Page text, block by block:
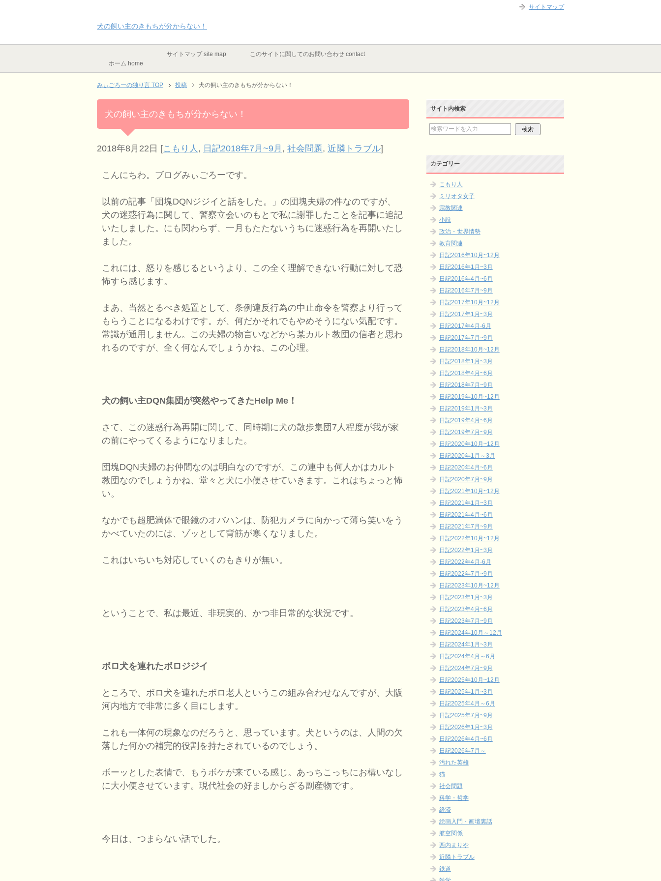
犬の飼い主のきもちが分からない！
ホーム home
サイトマップ site map このサイトに関してのお問い合わせ contact
みぃごろーの独り言 TOP 投稿 犬の飼い主のきもちが分からない！
犬の飼い主のきもちが分からない！
2018年8月22日 [こもり人 , 日記2018年7月~9月 , 社会問題, 近隣トラブル]
こんにちわ。ブログみぃごろーです。
以前の記事「団塊DQNジジイと話をした。」の団塊夫婦の件なのですが、
犬の迷惑行為に関して、警察立会いのもとで私に謝罪したことを記事に追記
いたしました。にも関わらず、一月もたたないうちに迷惑行為を再開いたし
ました。
これには、怒りを感じるというより、この全く理解できない行動に対して恐
怖すら感じます。
まあ、当然とるべき処置として、条例違反行為の中止命令を警察より行って
もらうことになるわけです。が、何だかそれでもやめそうにない気配です。
常識が通用しません。この夫婦の物言いなどから某カルト教団の信者と思わ
れるのですが、全く何なんでしょうかね、この心理。
犬の飼い主DQN集団が突然やってきたHelp Me！
さて、この迷惑行為再開に関して、同時期に犬の散歩集団7人程度が我が家
の前にやってくるようになりました。
団塊DQN夫婦のお仲間なのは明白なのですが、この連中も何人かはカルト
教団なのでしょうかね、堂々と犬に小便させていきます。これはちょっと怖
い。
なかでも超肥満体で眼鏡のオバハンは、防犯カメラに向かって薄ら笑いをう
かべていたのには、ゾッとして背筋が寒くなりました。
これはいちいち対応していくのもきりが無い。
ということで、私は最近、非現実的、かつ非日常的な状況です。
ボロ犬を連れたボロジジイ
ところで、ボロ犬を連れたボロ老人というこの組み合わせなんですが、大阪
河内地方で非常に多く目にします。
これも一体何の現象なのだろうと、思っています。犬というのは、人間の欠
落した何かの補完的役割を持たされているのでしょう。
ボーッとした表情で、もうボケが来ている感じ。あっちこっちにお構いなし
に大小便させています。現代社会の好ましからざる副産物です。
今日は、つまらない話でした。
サイト内検索
カテゴリー
こもり人
ミリオタ女子
宗教関連
小説
政治・世界情勢
教育関連
日記2016年10月~12月
日記2016年1月~3月
日記2016年4月~6月
日記2016年7月~9月
日記2017年10月~12月
日記2017年1月~3月
日記2017年4月-6月
日記2017年7月~9月
日記2018年10月~12月
日記2018年1月~3月
日記2018年4月~6月
日記2018年7月~9月
日記2019年10月~12月
日記2019年1月~3月
日記2019年4月~6月
日記2019年7月~9月
日記2020年10月~12月
日記2020年1月～3月
日記2020年4月~6月
日記2020年7月~9月
日記2021年10月~12月
日記2021年1月~3月
日記2021年4月~6月
日記2021年7月~9月
日記2022年10月~12月
日記2022年1月~3月
日記2022年4月-6月
日記2022年7月~9月
日記2023年10月~12月
日記2023年1月~3月
日記2023年4月~6月
日記2023年7月~9月
日記2024年10月～12月
日記2024年1月~3月
日記2024年4月～6月
日記2024年7月~9月
日記2025年10月~12月
日記2025年1月~3月
日記2025年4月～6月
日記2025年7月~9月
日記2026年1月~3月
日記2026年4月~6月
日記2026年7月～
汚れた英雄
猫
社会問題
科学・哲学
経済
絵画入門・画壇裏話
航空関係
西内まりや
近隣トラブル
鉄道
サイトマップ